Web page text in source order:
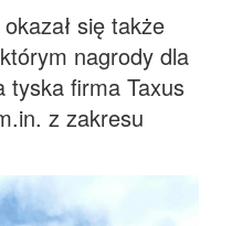
się także
nagrody dla
tyska firma Taxus
z zakresu